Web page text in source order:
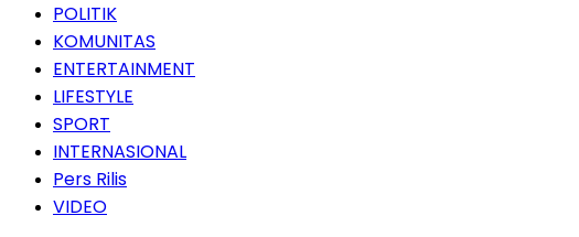
POLITIK
KOMUNITAS
ENTERTAINMENT
LIFESTYLE
SPORT
INTERNASIONAL
Pers Rilis
VIDEO